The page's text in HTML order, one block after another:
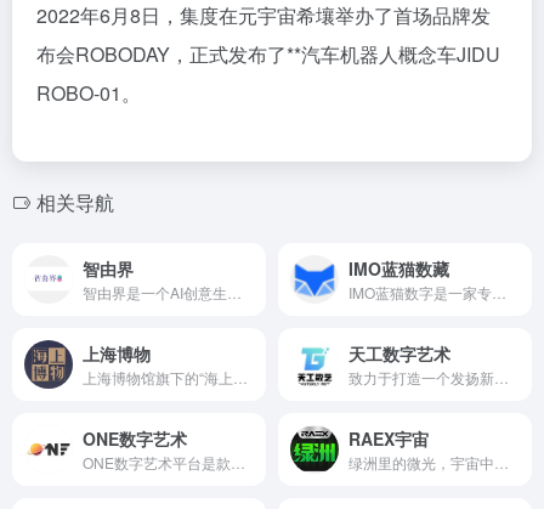
2022年6月8日，集度在元宇宙希壤举办了首场品牌发
布会ROBODAY，正式发布了**汽车机器人概念车JIDU
ROBO-01。
相关导航
智由界 IMO蓝猫数藏
上海博物 天工数字艺术
ONE数字艺术 RAEX宇宙